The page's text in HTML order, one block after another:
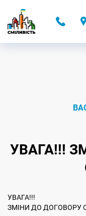
УВАГА!!!
УВАГА!!!
ЗМІНИ ДО ДОГОВОРУ